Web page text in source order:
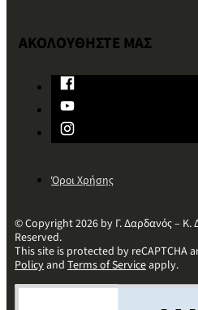
ΑΚΟΛΟΥΘΗΣΤΕ ΜΑΣ
Όροι Χρήσης
© Copyright 2026 by Γ. Δαρδανός – Κ.
Reserved.
This site is protected by reCAPTCHA
Policyand Terms of Serviceapply.